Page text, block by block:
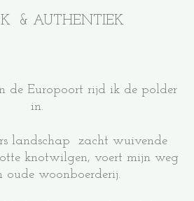
& AUTHENTIEK
de Europoort rijd ik de polder
in.
landschap zacht wuivende
knotwilgen, voert mijn weg
oude woonboerderij.